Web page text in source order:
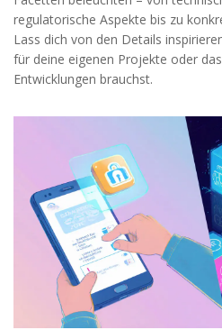
regulatorische Aspekte bis zu
Lass dich von den Details
für deine eigenen Projekte oder
Entwicklungen brauchst.